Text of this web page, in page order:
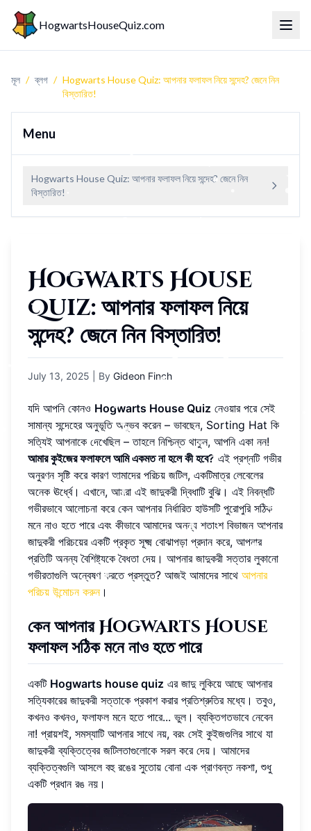
HogwartsHouseQuiz.com টগল
মূল / ব্লগ / Hogwarts House Quiz: আপনার ফলাফল নিয়ে সন্দেহ? জেনে নিন
বিস্তারিত!
Menu
Hogwarts House Quiz: আপনার ফলাফল নিয়ে সন্দেহ? জেনে নিন
বিস্তারিত!
Hogwarts House
Quiz: আপনার ফলাফল নিয়ে
সন্দেহ? জেনে নিন বিস্তারিত!
July 13, 2025 | By Gideon Finch
যদি আপনি কোনও Hogwarts House Quiz নেওয়ার পরে সেই
সামান্য সন্দেহের অনুভূতি অনুভব করেন – ভাবছেন, Sorting Hat কি
সত্যিই আপনাকে দেখেছিল – তাহলে নিশ্চিন্ত থাকুন, আপনি একা নন!
আমার কুইজের ফলাফলে আমি একমত না হলে কী হবে? এই প্রশ্নটি গভীর
অনুরণন সৃষ্টি করে কারণ আমাদের পরিচয় জটিল, একটিমাত্র লেবেলের
অনেক ঊর্ধ্বে। এখানে, আমরা এই জাদুকরী দ্বিধাটি বুঝি। এই নিবন্ধটি
গভীরভাবে আলোচনা করে কেন আপনার নির্ধারিত হাউসটি পুরোপুরি সঠিক
মনে নাও হতে পারে এবং কীভাবে আমাদের অনন্য শতাংশ বিভাজন আপনার
জাদুকরী পরিচয়ের একটি প্রকৃত সূক্ষ্ম বোঝাপড়া প্রদান করে, আপনার
প্রতিটি অনন্য বৈশিষ্ট্যকে বৈধতা দেয়। আপনার জাদুকরী সত্তার লুকানো
গভীরতাগুলি অন্বেষণ করতে প্রস্তুত? আজই আমাদের সাথে আপনার
পরিচয় উন্মোচন করুন।
কেন আপনার Hogwarts House
ফলাফল সঠিক মনে নাও হতে পারে
একটি Hogwarts house quiz এর জাদু লুকিয়ে আছে আপনার
সত্যিকারের জাদুকরী সত্তাকে প্রকাশ করার প্রতিশ্রুতির মধ্যে। তবুও,
কখনও কখনও, ফলাফল মনে হতে পারে... ভুল। ব্যক্তিগতভাবে নেবেন
না! প্রায়শই, সমস্যাটি আপনার সাথে নয়, বরং সেই কুইজগুলির সাথে যা
জাদুকরী ব্যক্তিত্বের জটিলতাগুলোকে সরল করে দেয়। আমাদের
ব্যক্তিত্বগুলি আসলে বহু রঙের সুতোয় বোনা এক প্রাণবন্ত নকশা, শুধু
একটি প্রধান রঙ নয়।